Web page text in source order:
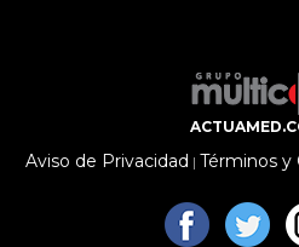
Aviso de Privacidad | Términos y